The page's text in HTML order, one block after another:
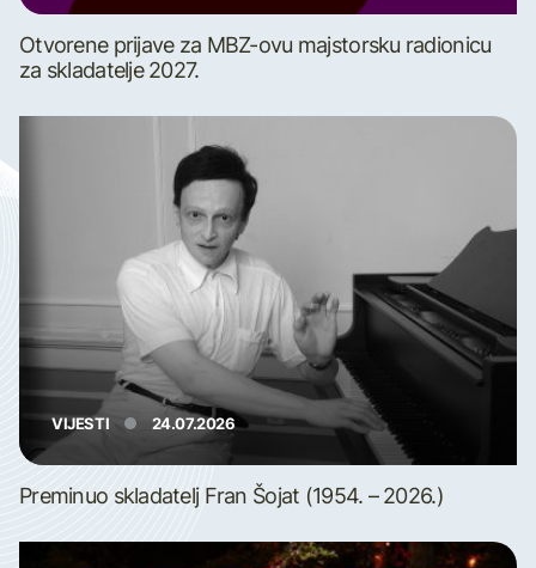
Otvorene prijave za MBZ-ovu majstorsku radionicu
za skladatelje 2027.
VIJESTI 24.07.2026
Preminuo skladatelj Fran Šojat (1954. – 2026.)